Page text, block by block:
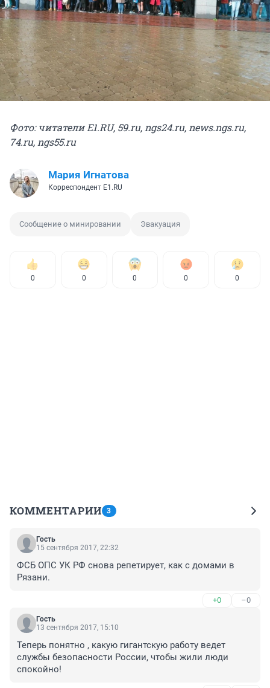
Фото: читатели Е1.RU, 59.ru, ngs24.ru, news.ngs.ru,
74.ru, ngs55.ru
Мария Игнатова
Корреспондент E1.RU
Сообщение о минировании Эвакуация
0 0 0 0 0
КОММЕНТАРИИ 3
Гость
15 сентября 2017, 22:32
ФСБ ОПС УК РФ снова репетирует, как с домами в
Рязани.
+0 –0
Гость
13 сентября 2017, 15:10
Теперь понятно , какую гигантскую работу ведет
службы безопасности России, чтобы жили люди
спокойно!